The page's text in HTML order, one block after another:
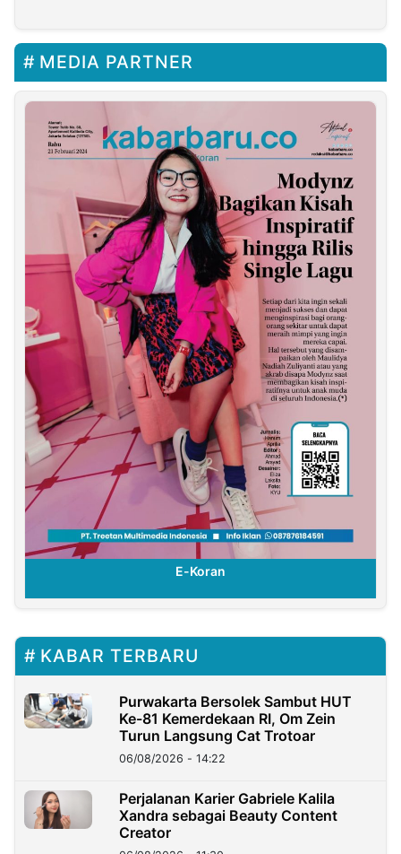
MEDIA PARTNER
E-Koran
KABAR TERBARU
Purwakarta Bersolek Sambut HUT
Ke-81 Kemerdekaan RI, Om Zein
Turun Langsung Cat Trotoar
06/08/2026 - 14:22
Perjalanan Karier Gabriele Kalila
Xandra sebagai Beauty Content
Creator